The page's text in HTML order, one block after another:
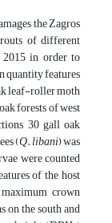
the Zagros
of different
in order to
quantity features
leaf-roller moth
forests of west
30 gall oak
(Q. libani) was
were counted
of the host
crown
on the south and